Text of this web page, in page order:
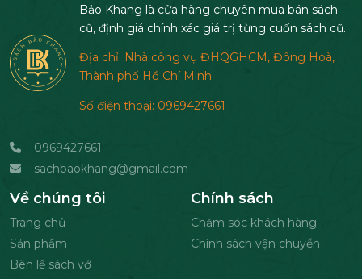
Bảo Khang là cửa hàng chuyên mua bán sách
cũ, định giá chính xác giá trị từng cuốn sách cũ.
Địa chỉ: Nhà công vụ ĐHQGHCM, Đông Hoà,
Thành phố Hồ Chí Minh
Số điện thoại: 0969427661
0969427661
sachbaokhang@gmail.com
Về chúng tôi
Trang chủ
Sản phẩm
Bên lề sách vở
Chính sách
Chăm sóc khách hàng
Chính sách vận chuyển